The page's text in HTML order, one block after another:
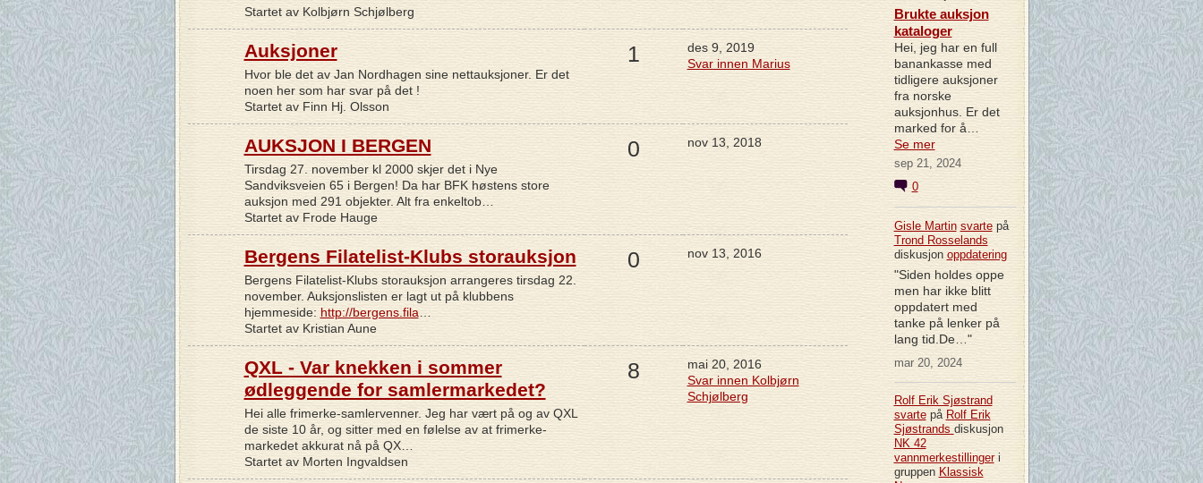
Startet av Kolbjørn Schjølberg
Auksjoner
Hvor ble det av Jan Nordhagen sine nettauksjoner. Er det
noen her som har svar på det !
Startet av Finn Hj. Olsson
1
des 9, 2019
Svar innen Marius
AUKSJON I BERGEN
Tirsdag 27. november kl 2000 skjer det i Nye
Sandviksveien 65 i Bergen! Da har BFK høstens store
auksjon med 291 objekter. Alt fra enkeltob…
Startet av Frode Hauge
0 nov 13, 2018
Bergens Filatelist-Klubs storauksjon
Bergens Filatelist-Klubs storauksjon arrangeres tirsdag 22.
november. Auksjonslisten er lagt ut på klubbens
hjemmeside: http://bergens.fila
Startet av Kristian Aune
0 nov 13, 2016
QXL - Var knekken i sommer
ødleggende for samlermarkedet?
Hei alle frimerke-samlervenner. Jeg har vært på og av QXL
de siste 10 år, og sitter med en følelse av at frimerke-
markedet akkurat nå på QX…
Startet av Morten Ingvaldsen
8
mai 20, 2016
Svar innen Kolbjørn
Schjølberg
Brukte auksjon
kataloger
Hei, jeg har en full
banankasse med
tidligere auksjoner
fra norske
auksjonhus. Er det
marked for å…
Se mer
sep 21, 2024
0
Gisle Martin svartepå
Trond Rosselands
diskusjon oppdatering
"Siden holdes oppe
men har ikke blitt
oppdatert med
tanke på lenker på
lang tid.De…"
mar 20, 2024
Rolf Erik Sjøstrand
svartepå Rolf Erik
Sjøstrands diskusjon
NK 42
vannmerkestillingeri
gruppen Klassisk